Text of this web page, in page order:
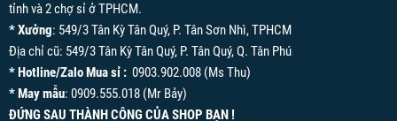
tỉnh và 2 chợ sỉ ở TPHCM.
* Xưởng: 549/3 Tân Kỳ Tân Quý, P. Tân Sơn Nhì, TPHCM
Địa chỉ cũ: 549/3 Tân Kỳ Tân Quý, P. Tân Quý, Q. Tân Phú
* Hotline/Zalo Mua sỉ : 0903.902.008 (Ms Thu)
* May mẫu: 0909.555.018 (Mr Bảy)
ĐỨNG SAU THÀNH CÔNG CỦA SHOP BẠN !